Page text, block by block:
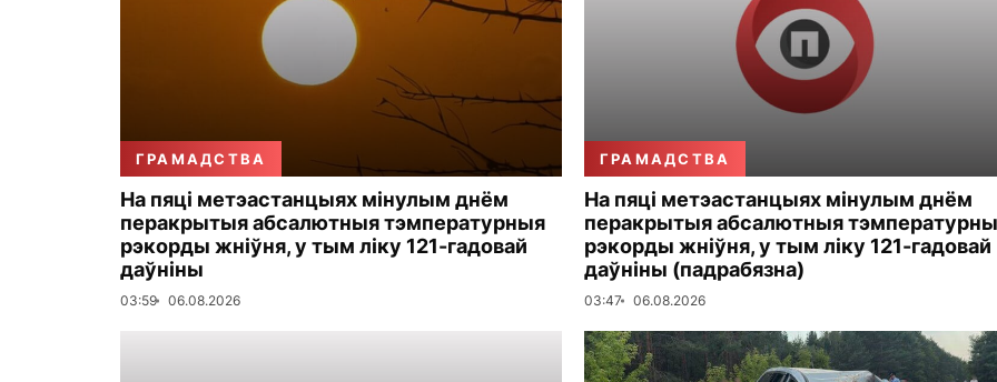
ГРАМАДСТВА
На пяці метэастанцыях мінулым днём
перакрытыя абсалютныя тэмпературныя
рэкорды жніўня, у тым ліку 121-гадовай
даўніны
03:59 06.08.2026
ГРАМАДСТВА
На пяці метэастанцыях мінулым днём
перакрытыя абсалютныя
рэкорды жніўня, у тым ліку 121-гадовай
даўніны (падрабязна)
03:47 06.08.2026